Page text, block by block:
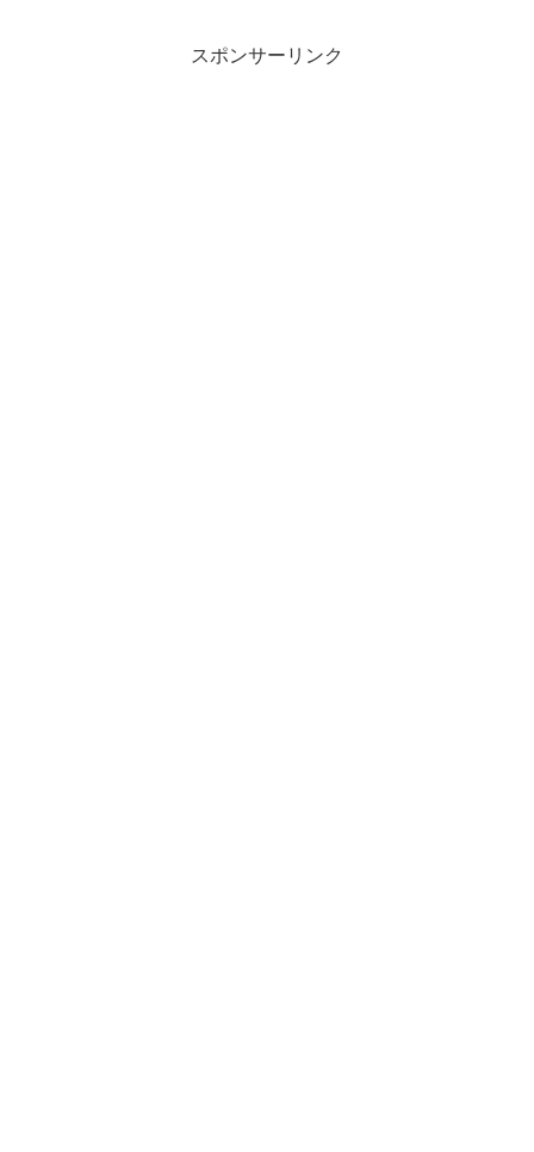
スポンサーリンク